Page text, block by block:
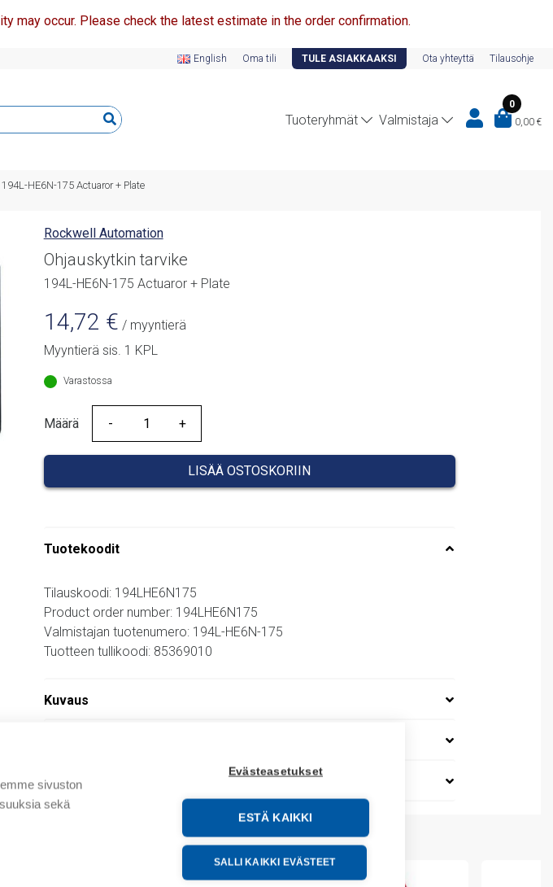
sivuston
sekä
Evästeasetukset
ESTÄ KAIKKI
SALLI KAIKKI EVÄSTEET
may occur. Please check the latest estimate in the order confirmation.
English Oma tili TULE ASIAKKAAKSI Ota yhteyttä Tilausohje
Tuoteryhmät Valmistaja
0
0,00 €
194L-HE6N-175 Actuaror + Plate
Rockwell Automation
Ohjauskytkin tarvike
194L-HE6N-175 Actuaror + Plate
14,72 € / myyntierä
Myyntierä sis. 1 KPL
Varastossa
Määrä
Määrä
LISÄÄ OSTOSKORIIN
Tuotekoodit
Tilauskoodi: 194LHE6N175
Product order number: 194LHE6N175
Valmistajan tuotenumero: 194L-HE6N-175
Tuotteen tullikoodi: 85369010
Kuvaus
Liitteet